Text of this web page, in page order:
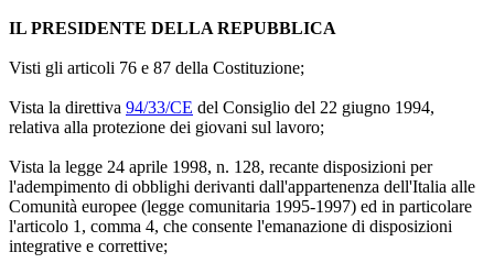
IL PRESIDENTE DELLA REPUBBLICA
Visti gli articoli 76 e 87 della Costituzione;
Vista la direttiva 94/33/CE del Consiglio del 22 giugno 1994,
relativa alla protezione dei giovani sul lavoro;
Vista la legge 24 aprile 1998, n. 128, recante disposizioni per
l'adempimento di obblighi derivanti dall'appartenenza dell'Italia alle
Comunità europee (legge comunitaria 1995-1997) ed in particolare
l'articolo 1, comma 4, che consente l'emanazione di disposizioni
integrative e correttive;